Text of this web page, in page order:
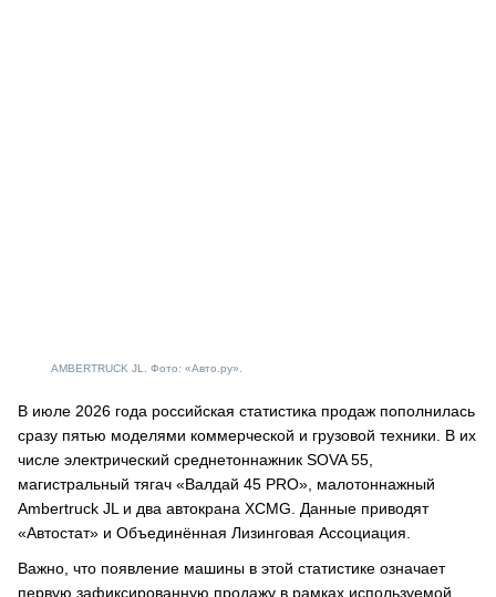
AMBERTRUCK JL. Фото: «Авто.ру».
В июле 2026 года российская статистика продаж пополнилась
сразу пятью моделями коммерческой и грузовой техники. В их
числе электрический среднетоннажник SOVA 55,
магистральный тягач «Валдай 45 PRO», малотоннажный
Ambertruck JL и два автокрана XCMG. Данные приводят
«Автостат» и Объединённая Лизинговая Ассоциация.
Важно, что появление машины в этой статистике означает
первую зафиксированную продажу в рамках используемой